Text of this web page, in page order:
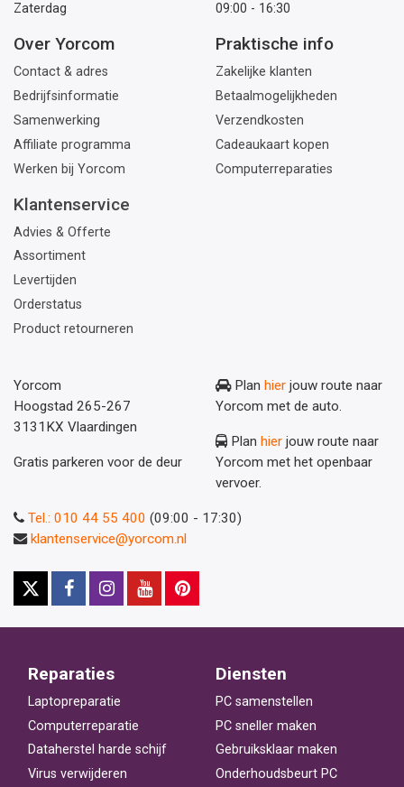
Zaterdag
09:00 - 16:30
Over Yorcom
Contact & adres
Bedrijfsinformatie
Samenwerking
Affiliate programma
Werken bij Yorcom
Praktische info
Zakelijke klanten
Betaalmogelijkheden
Verzendkosten
Cadeaukaart kopen
Computerreparaties
Klantenservice
Advies & Offerte
Assortiment
Levertijden
Orderstatus
Product retourneren
Yorcom
Hoogstad 265-267
3131KX Vlaardingen
Gratis parkeren voor de deur
Plan hier jouw route naar
Yorcom met de auto.
Plan hier jouw route naar
Yorcom met het openbaar
vervoer.
Tel.: 010 44 55 400 (09:00 - 17:30)
klantenservice@yorcom.nl
Reparaties
Laptopreparatie
Computerreparatie
Dataherstel harde schijf
Virus verwijderen
Diensten
PC samenstellen
PC sneller maken
Gebruiksklaar maken
Onderhoudsbeurt PC